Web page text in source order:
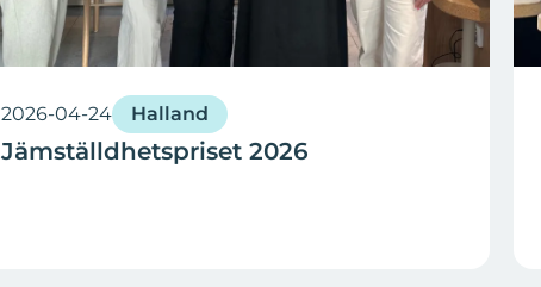
2026-04-24 Halland
Jämställdhetspriset 2026